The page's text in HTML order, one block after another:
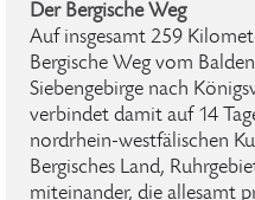
Der Bergische Weg
Auf insgesamt 259
Bergische Weg vom
Siebengebirge nach
verbindet damit auf 14
nordrhein-westfälischen
Bergisches Land,
miteinander, die allesamt